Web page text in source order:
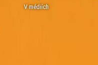
V médiích